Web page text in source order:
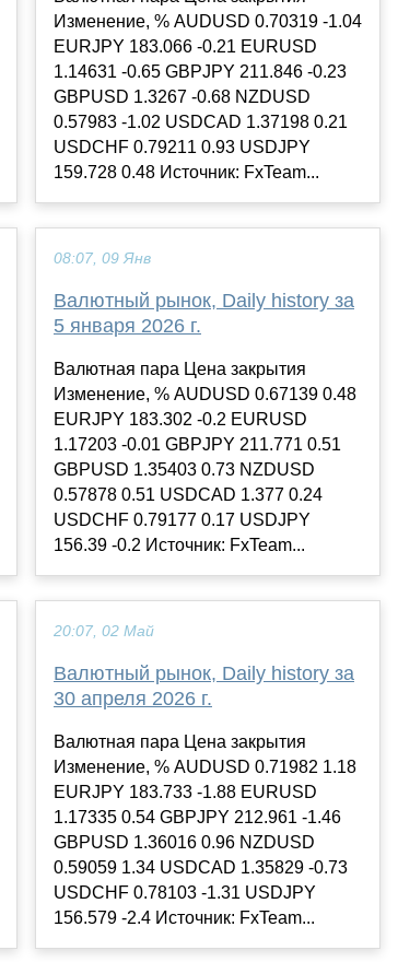
Изменение, % AUDUSD 0.70319 -1.04
EURJPY 183.066 -0.21 EURUSD
1.14631 -0.65 GBPJPY 211.846 -0.23
GBPUSD 1.3267 -0.68 NZDUSD
0.57983 -1.02 USDCAD 1.37198 0.21
USDCHF 0.79211 0.93 USDJPY
159.728 0.48 Источник: FxTeam...
08:07, 09 Янв
Валютный рынок, Daily history за
5 января 2026 г.
Валютная пара Цена закрытия
Изменение, % AUDUSD 0.67139 0.48
EURJPY 183.302 -0.2 EURUSD
1.17203 -0.01 GBPJPY 211.771 0.51
GBPUSD 1.35403 0.73 NZDUSD
0.57878 0.51 USDCAD 1.377 0.24
USDCHF 0.79177 0.17 USDJPY
156.39 -0.2 Источник: FxTeam...
20:07, 02 Май
Валютный рынок, Daily history за
30 апреля 2026 г.
Валютная пара Цена закрытия
Изменение, % AUDUSD 0.71982 1.18
EURJPY 183.733 -1.88 EURUSD
1.17335 0.54 GBPJPY 212.961 -1.46
GBPUSD 1.36016 0.96 NZDUSD
0.59059 1.34 USDCAD 1.35829 -0.73
USDCHF 0.78103 -1.31 USDJPY
156.579 -2.4 Источник: FxTeam...